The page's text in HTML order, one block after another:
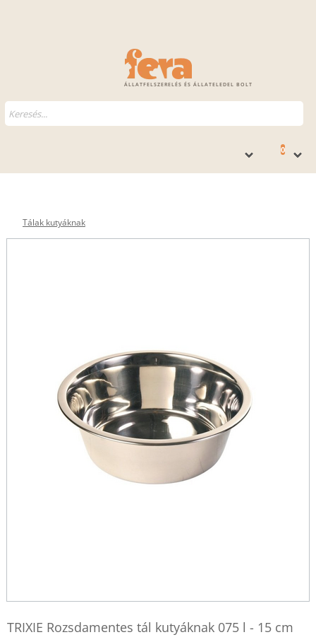
ÁLLATFELSZERELÉS ÉS ÁLLATELEDEL BOLT
0
Tálak kutyáknak
TRIXIE Rozsdamentes tál kutyáknak 075 l - 15 cm